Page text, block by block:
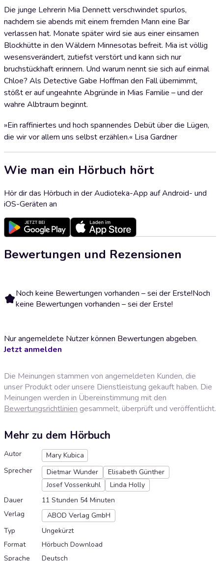
Die junge Lehrerin Mia Dennett verschwindet spurlos,
nachdem sie abends mit einem fremden Mann eine Bar
verlassen hat. Monate später wird sie aus einer einsamen
Blockhütte in den Wäldern Minnesotas befreit. Mia ist völlig
wesensverändert, zutiefst verstört und kann sich nur
bruchstückhaft erinnern. Und warum nennt sie sich auf einmal
Chloe? Als Detective Gabe Hoffman den Fall übernimmt,
stößt er auf ungeahnte Abgründe in Mias Familie – und der
wahre Albtraum beginnt.
»Ein raffiniertes und hoch spannendes Debüt über die Lügen,
die wir vor allem uns selbst erzählen.« Lisa Gardner
Wie man ein Hörbuch hört
Hör dir das Hörbuch in der Audioteka-App auf Android- und
iOS-Geräten an
Bewertungen und Rezensionen
Noch keine Bewertungen vorhanden – sei der Erste!Noch
keine Bewertungen vorhanden – sei der Erste!
Nur angemeldete Nutzer können Bewertungen abgeben.
Jetzt anmelden
Die Meinungen stammen von angemeldeten Kunden, die
unser Produkt oder unsere Dienstleistung gekauft haben. Die
Meinungen werden in Übereinstimmung mit den
Bewertungsrichtlinien gesammelt, überprüft und veröffentlicht.
Mehr zu dem Hörbuch
Autor
Mary Kubica
Sprecher
Dietmar Wunder
Elisabeth Günther
Josef Vossenkuhl
Linda Holly
Dauer
11 Stunden 54 Minuten
Verlag
ABOD Verlag GmbH
Typ
Ungekürzt
Format
Hörbuch Download
Sprache
Deutsch